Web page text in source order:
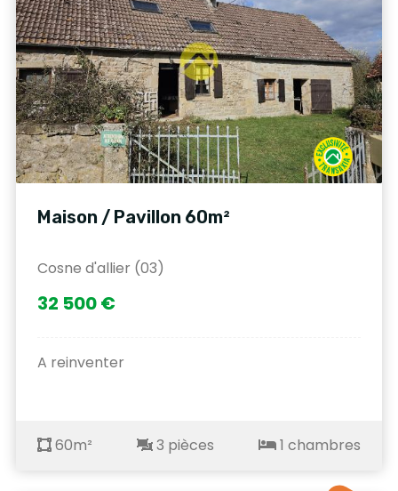
Maison / Pavillon 60m²
Cosne d'allier (03)
32 500 €
A reinventer
60m² 3 pièces 1 chambres